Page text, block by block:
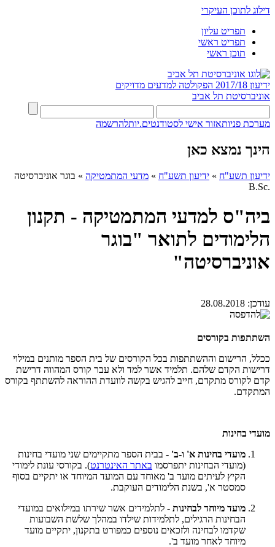
דילוג לתוכן העיקרי
תפריט עליון
תפריט ראשי
תוכן ראשי
ידיעון 2017/18
הפקולטה למדעים מדויקים
אוניברסיטת תל אביב
מערכת פניותאזור אישי לסטודנטים.יותלהרשמה
הינך נמצא כאן
ידיעון תשע"ח » ידיעון תשע"ח » מדעי המתמטיקה » בוגר אוניברסיטה
.B.Sc
ביה"ס למדעי המתמטיקה - תקנון
הלימודים לתואר "בוגר
אוניברסיטה"
עודכן: 28.08.2018
השתתפות בקורסים
ככלל, הרישום וההשתתפות בכל הקורסים של בית הספר מותנים במילוי
דרישות הקדם שלהם. תלמיד אשר למד ולא עבר קורס המהווה דרישת
קדם לקורס מתקדם, חייב להגיש בקשה לוועדת ההוראה להשתתף בקורס
המתקדם.
מועדי בחינות
מועדי בחינות א' ו-ב' - בבית הספר מתקיימים שני מועדי בחינות
(מועדי הבחינות יתפרסמו באתר האינטרנט). בקורסי עונת לימודי
הקיץ לעיתים מועד ב' מאוחד עם המועד המיוחד או יתקיים בסוף
סמסטר א', בשנת הלימודים העוקבת.
מועד מיוחד לבחינות - לתלמידים אשר שירתו במילואים במועדי
הבחינות הרגילים, לתלמידות שילדו במהלך שלשת השבועות
שקדמו לבחינה ולזכאים נוספים כמפורט בתקנון, יתקיים מועד
מיוחד לאחר מועד ב'.